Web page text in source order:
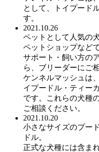
として、トイプード
す。
2021.10.26
ペットとして人気の
ペットショップなど
サポート・飼い方の
ら、ブリーダーにご
ケンネルマッシュは
イプードル・ティー
です。これらの犬種
ご相談ください。
2021.10.20
小さなサイズのプー
ドル。
正式な犬種には含ま